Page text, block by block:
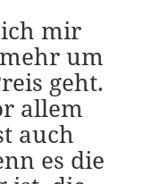
mir
um
geht.
allem
auch
es die